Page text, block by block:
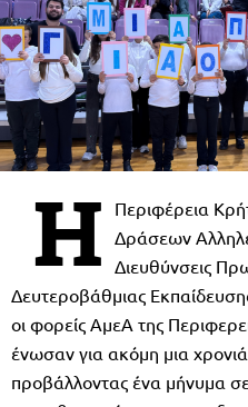
Η
Περιφέρεια
Δράσεων
Διευθύνσεις
Δευτεροβάθμιας
οι φορείς ΑμεΑ της
ένωσαν για ακόμη μια χρονιά
προβάλλοντας ένα μήνυμα